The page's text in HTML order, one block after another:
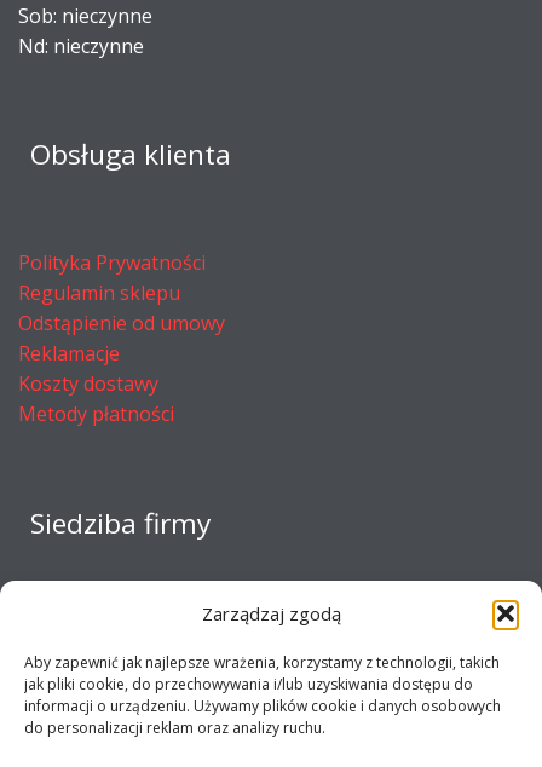
Zarządzaj zgodą
Aby zapewnić jak najlepsze wrażenia, korzystamy z technologii, takich
jak pliki cookie, do przechowywania i/lub uzyskiwania dostępu do
informacji o urządzeniu. Używamy plików cookie i danych osobowych
do personalizacji reklam oraz analizy ruchu.
Sob: nieczynne
Nd: nieczynne
Obsługa klienta
Polityka Prywatności
Regulamin sklepu
Odstąpienie od umowy
Reklamacje
Koszty dostawy
Metody płatności
Siedziba firmy